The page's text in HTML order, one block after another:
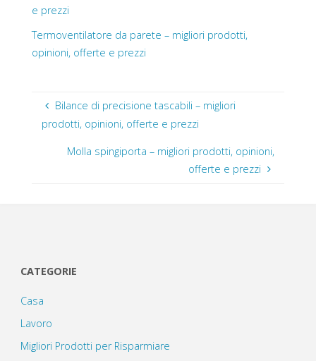
e prezzi
Termoventilatore da parete – migliori prodotti,
opinioni, offerte e prezzi
Bilance di precisione tascabili – migliori
prodotti, opinioni, offerte e prezzi
Molla spingiporta – migliori prodotti, opinioni,
offerte e prezzi
CATEGORIE
Casa
Lavoro
Migliori Prodotti per Risparmiare